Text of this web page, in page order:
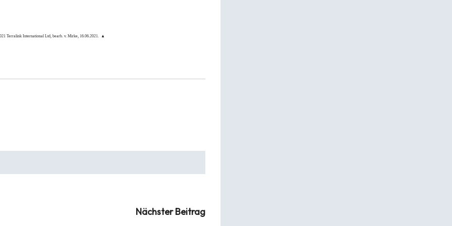
Terralink International Ltd, bearb. v. Mirke, 16.06.2021. ▲
Nächster Beitrag